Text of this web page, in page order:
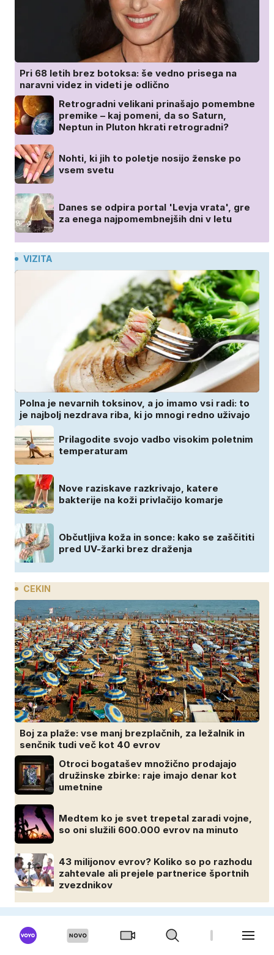
Pri 68 letih brez botoksa: še vedno prisega na
naravni videz in videti je odlično
Retrogradni velikani prinašajo pomembne
premike – kaj pomeni, da so Saturn,
Neptun in Pluton hkrati retrogradni?
Nohti, ki jih to poletje nosijo ženske po
vsem svetu
Danes se odpira portal 'Levja vrata', gre
za enega najpomembnejših dni v letu
VIZITA
Polna je nevarnih toksinov, a jo imamo vsi radi: to
je najbolj nezdrava riba, ki jo mnogi redno uživajo
Prilagodite svojo vadbo visokim poletnim
temperaturam
Nove raziskave razkrivajo, katere
bakterije na koži privlačijo komarje
Občutljiva koža in sonce: kako se zaščititi
pred UV-žarki brez draženja
CEKIN
Boj za plaže: vse manj brezplačnih, za ležalnik in
senčnik tudi več kot 40 evrov
Otroci bogatašev množično prodajajo
družinske zbirke: raje imajo denar kot
umetnine
Medtem ko je svet trepetal zaradi vojne,
so oni služili 600.000 evrov na minuto
43 milijonov evrov? Koliko so po razhodu
zahtevale ali prejele partnerice športnih
zvezdnikov
MOSKISVET